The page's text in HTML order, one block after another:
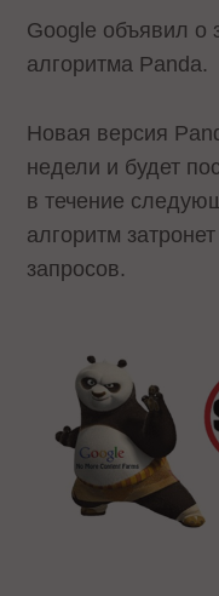
Google объявил о
алгоритма Panda.
Новая версия
недели и будет
в течение
алгоритм
запросов.